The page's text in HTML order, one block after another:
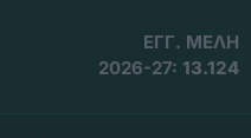
ΕΓΓ. ΜΕΛΗ
2026-27: 13.124